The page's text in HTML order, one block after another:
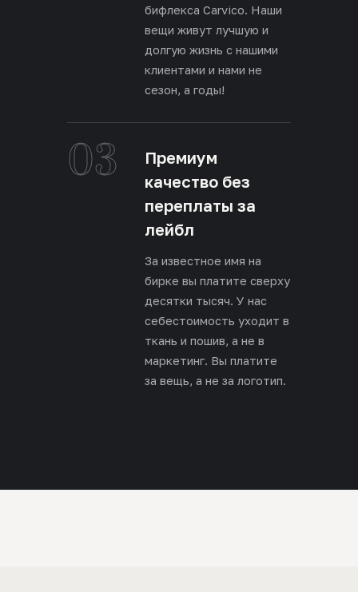
бифлекса Carvico. Наши
вещи живут лучшую и
долгую жизнь с нашими
клиентами и нами не
сезон, а годы!
03
Премиум
качество без
переплаты за
лейбл
За известное имя на
бирке вы платите сверху
десятки тысяч. У нас
себестоимость уходит в
ткань и пошив, а не в
маркетинг. Вы платите
за вещь, а не за логотип.